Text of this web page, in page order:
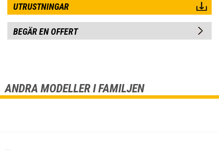
UTRUSTNINGAR
BEGÄR EN OFFERT
ANDRA MODELLER I FAMILJEN